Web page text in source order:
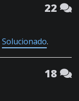
22
Solucionado.
18